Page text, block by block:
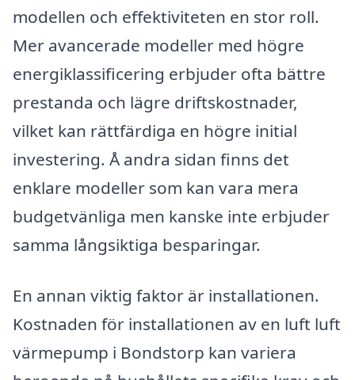
modellen och effektiviteten en stor roll.
Mer avancerade modeller med högre
energiklassificering erbjuder ofta bättre
prestanda och lägre driftskostnader,
vilket kan rättfärdiga en högre initial
investering. Å andra sidan finns det
enklare modeller som kan vara mera
budgetvänliga men kanske inte erbjuder
samma långsiktiga besparingar.
En annan viktig faktor är installationen.
Kostnaden för installationen av en luft luft
värmepump i Bondstorp kan variera